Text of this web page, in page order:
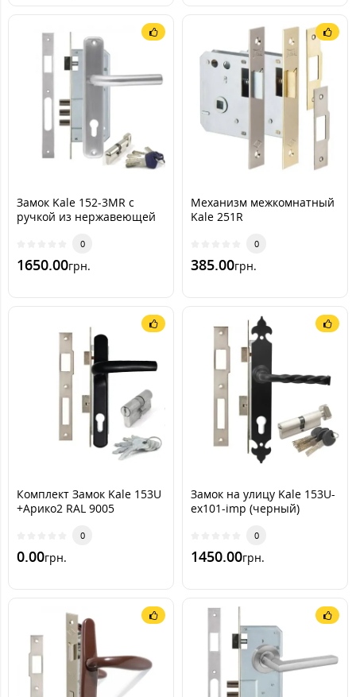
Замок Kale 152-3MR с
ручкой из нержавеющей
0
1650.00грн.
Механизм межкомнатный
Kale 251R
0
385.00грн.
Комплект Замок Kale 153U
+Арико2 RAL 9005
0
0.00грн.
Замок на улицу Kale 153U-
ex101-imp (черный)
0
1450.00грн.